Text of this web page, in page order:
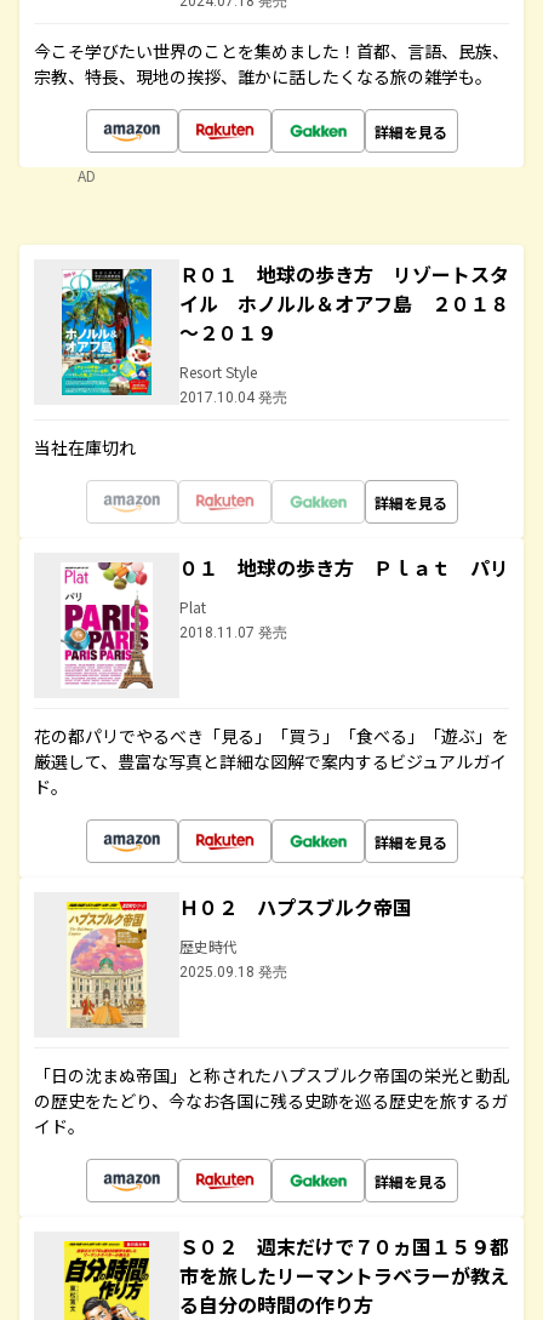
今こそ学びたい世界のことを集めました！首都、言語、民族、
宗教、特長、現地の挨拶、誰かに話したくなる旅の雑学も。
詳細を見る
AD
Ｒ０１ 地球の歩き方 リゾートスタ
イル ホノルル＆オアフ島 ２０１８
～２０１９
Resort Style
2017.10.04 発売
当社在庫切れ
詳細を見る
０１ 地球の歩き方 Ｐｌａｔ パリ
Plat
2018.11.07 発売
花の都パリでやるべき「見る」「買う」「食べる」「遊ぶ」を
厳選して、豊富な写真と詳細な図解で案内するビジュアルガイ
ド。
詳細を見る
Ｈ０２ ハプスブルク帝国
歴史時代
2025.09.18 発売
「日の沈まぬ帝国」と称されたハプスブルク帝国の栄光と動乱
の歴史をたどり、今なお各国に残る史跡を巡る歴史を旅するガ
イド。
詳細を見る
Ｓ０２ 週末だけで７０ヵ国１５９都
市を旅したリーマントラベラーが教え
る自分の時間の作り方